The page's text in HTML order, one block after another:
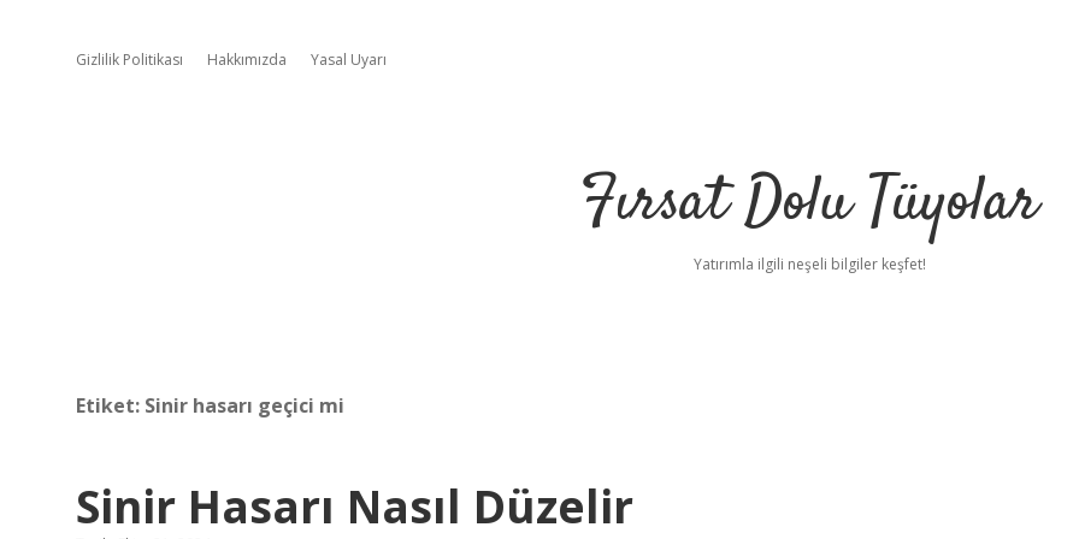
Gizlilik Politikası Hakkımızda Yasal Uyarı
Fırsat Dolu Tüyolar
Yatırımla ilgili neşeli bilgiler keşfet!
Etiket: Sinir hasarı geçici mi
Sinir Hasarı Nasıl Düzelir